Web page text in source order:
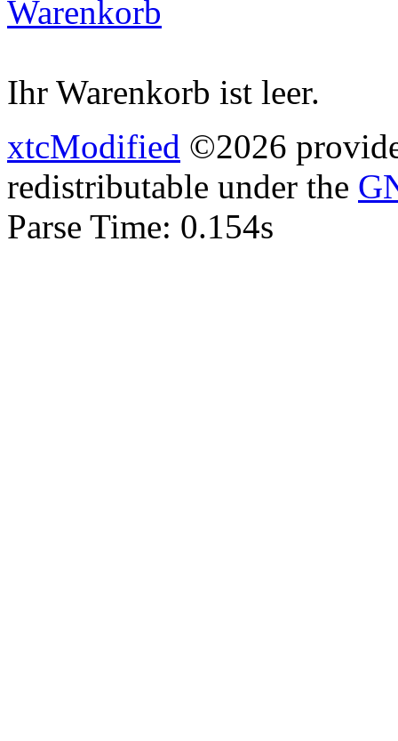
Ihr Warenkorb ist leer.
xtcModified ©2026
redistributable under the
Parse Time: 0.154s